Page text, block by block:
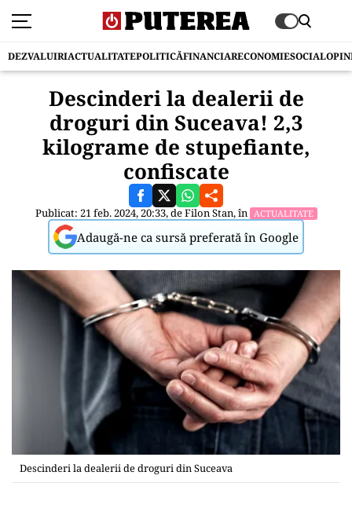
DEZVALUIRIACTUALITATEPOLITICĂFINANCIARECONOMIESOCIAL
Descinderi la dealerii de
droguri din Suceava! 2,3
kilograme de stupefiante,
confiscate
Publicat: 21 feb. 2024, 20:33, deFilon Stan, în ACTUALITATE
Adaugă-ne ca sursă preferată în Google
Descinderi la dealerii de droguri din Suceava